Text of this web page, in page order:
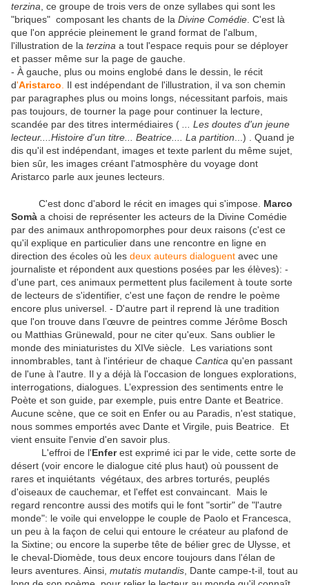
terzina , ce groupe de trois vers de onze syllabes qui sont les
"briques" composant les chants de la Divine Comédie . C'est là
que l'on apprécie pleinement le grand format de l'album,
l'illustration de la terzina a tout l'espace requis pour se déployer
et passer même sur la page de gauche.
- À gauche, plus ou moins englobé dans le dessin, le récit
d'Aristarco
Il est indépendant de l'illustration, il va son chemin
par paragraphes plus ou moins longs, nécessitant parfois, mais
pas toujours, de tourner la page pour continuer la lecture,
scandée par des titres intermédiaires ( ... Les doutes d'un jeune
lecteur....Histoire d'un titre... Beatrice.... La partition ...) . Quand je
dis qu'il est indépendant, images et texte parlent du même sujet,
bien sûr, les images créant l'atmosphère du voyage dont
Aristarco parle aux jeunes lecteurs.
C'est donc d'abord le récit en images qui s'impose. Marco
Somà a choisi de représenter les acteurs de la Divine Comédie
par des animaux anthropomorphes pour deux raisons (c'est ce
qu'il explique en particulier dans une rencontre en ligne en
direction des écoles où les deux auteurs dialoguent avec une
journaliste et répondent aux questions posées par les élèves): -
d'une part, ces animaux permettent plus facilement à toute sorte
de lecteurs de s'identifier, c'est une façon de rendre le poème
encore plus universel. - D'autre part il reprend là une tradition
que l'on trouve dans l’œuvre de peintres comme Jérôme Bosch
ou Matthias Grünewald, pour ne citer qu'eux. Sans oublier le
monde des miniaturistes du XIVe siècle. Les variations sont
innombrables, tant à l'intérieur de chaque Cantica qu'en passant
de l'une à l'autre. Il y a déjà là l'occasion de longues explorations,
interrogations, dialogues. L’expression des sentiments entre le
Poète et son guide, par exemple, puis entre Dante et Beatrice.
Aucune scène, que ce soit en Enfer ou au Paradis, n'est statique,
nous sommes emportés avec Dante et Virgile, puis Beatrice. Et
vient ensuite l'envie d'en savoir plus.
L'effroi de l'Enferest exprimé ici par le vide, cette sorte de
désert (voir encore le dialogue cité plus haut) où poussent de
rares et inquiétants végétaux, des arbres torturés, peuplés
d'oiseaux de cauchemar, et l'effet est convaincant. Mais le
regard rencontre aussi des motifs qui le font "sortir" de "l'autre
monde": le voile qui enveloppe le couple de Paolo et Francesca,
un peu à la façon de celui qui entoure le créateur au plafond de
la Sixtine; ou encore la superbe tête de bélier grec de Ulysse, et
le cheval-Diomède, tous deux encore toujours dans l'élan de
leurs aventures. Ainsi, mutatis mutandis , Dante campe-t-il, tout au